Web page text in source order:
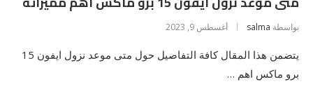
بواسطة salma أغسطس 9, 2023
يتضمن هذا المقال كافة التفاصيل حول متى موعد نزول ايفون 15
برو ماكس اهم …